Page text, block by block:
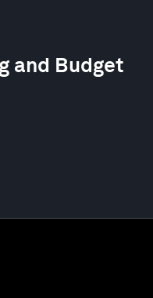
and Budget